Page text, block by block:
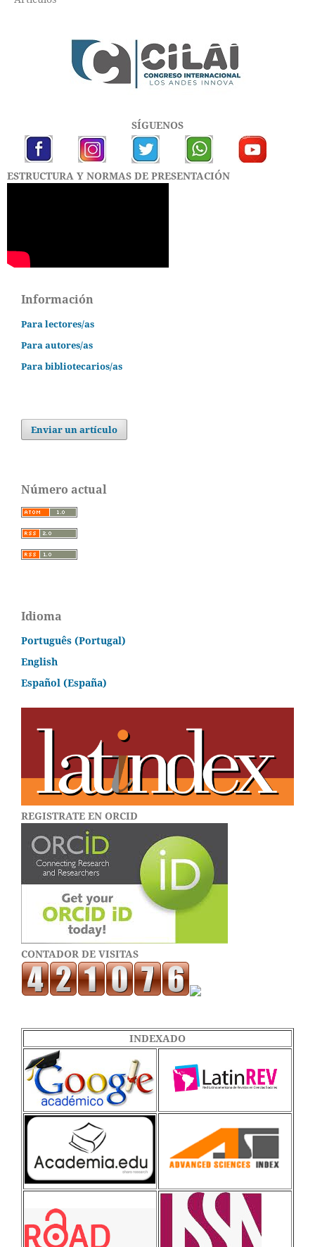
SÍGUENOS
ESTRUCTURA Y NORMAS DE PRESENTACIÓN
Información
Para lectores/as
Para autores/as
Para bibliotecarios/as
Enviar un artículo
Número actual
Idioma
Português (Portugal)
English
Español (España)
REGISTRATE EN ORCID
CONTADOR DE VISITAS
INDEXADO